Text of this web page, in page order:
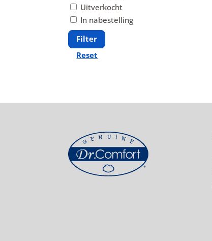
Uitverkocht
In nabestelling
Filter
Reset